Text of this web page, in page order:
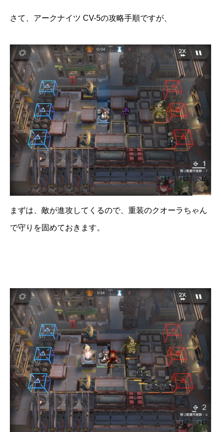
さて、アークナイツ CV-5の攻略手順ですが、
まずは、敵が進攻してくるので、重装のクオーラちゃん
で守りを固めておきます。